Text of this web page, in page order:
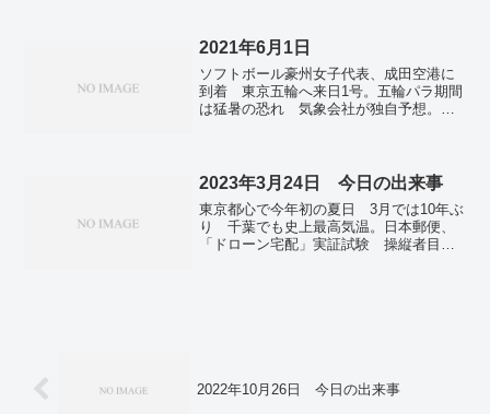
2021年6月1日
ソフトボール豪州女子代表、成田空港に
到着 東京五輪へ来日1号。五輪パラ期間
は猛暑の恐れ 気象会社が独自予想。菅
京五輪への影響は。「十倉経団連」船
出 初の女性副会長も 初日に緊急提
言。変異株の国名表記をアルファベット
に WHO、差別回避。
2023年3月24日 今日の出来事
東京都心で今年初の夏日 3月では10年ぶ
り 千葉でも史上最高気温。日本郵便、
「ドローン宅配」実証試験 操縦者目視
2022年10月26日 今日の出来事